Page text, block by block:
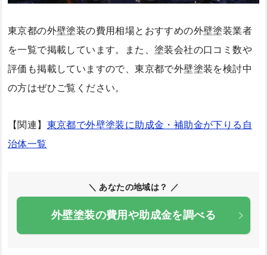
東京都の外壁塗装の費用相場とおすすめの外壁塗装業者
を一覧で掲載しています。また、塗装会社の口コミ数や
評価も掲載していますので、東京都で外壁塗装を検討中
の方はぜひご覧ください。
【関連】 東京都で外壁塗装に助成金・補助金が下りる自
治体一覧
＼ あなたの地域は？ ／
外壁塗装の費用や助成金を調べる